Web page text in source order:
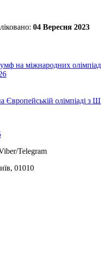
04 Вересня 2023
на міжнародних
олімпіаді з
Telegram
01010